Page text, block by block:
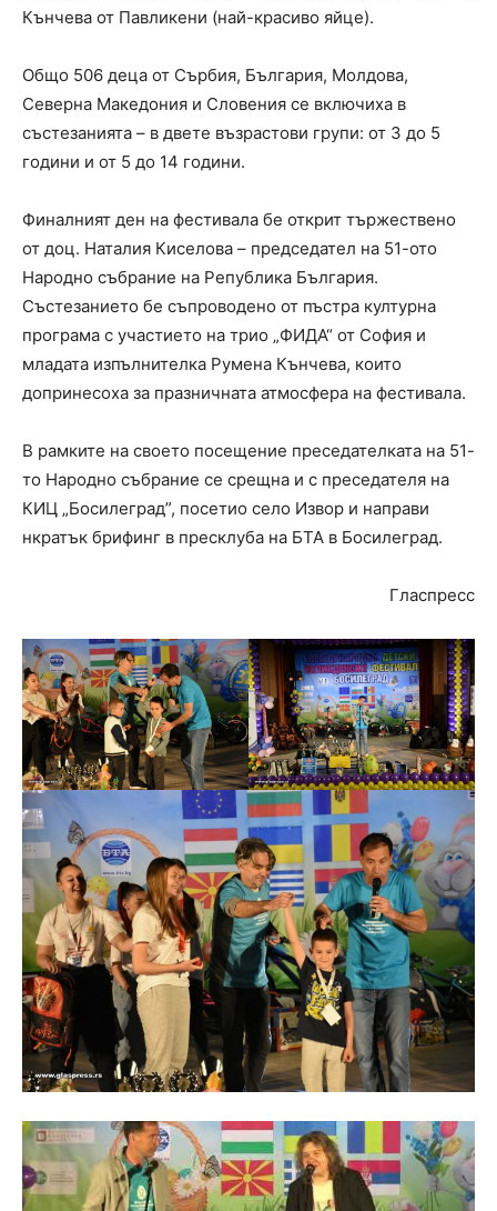
Кънчева от Павликени (най-красиво яйце).
Общо 506 деца от Сърбия, България, Молдова,
Северна Македония и Словения се включиха в
състезанията – в двете възрастови групи: от 3 до 5
години и от 5 до 14 години.
Финалният ден на фестивала бе открит тържествено
от доц. Наталия Киселова – председател на 51-ото
Народно събрание на Република България.
Състезанието бе съпроводено от пъстра културна
програма с участието на трио „ФИДА“ от София и
младата изпълнителка Румена Кънчева, които
допринесоха за празничната атмосфера на фестивала.
В рамките на своето посещение преседателката на 51-
то Народно събрание се срещна и с преседателя на
КИЦ „Босилеград”, посетио село Извор и направи
нкратък брифинг в пресклуба на БТА в Босилеград.
Гласпресс